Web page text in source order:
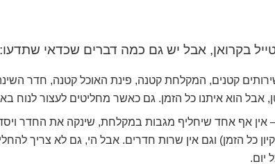
בקרואן, אבל יש גם כמה דברים שכדאי שתדעו:
קטנים, המקלחת קטנה, פינת האוכל קטנה, חדר
אבל הוא איתנו כל הזמן. גם כאשר מחליטים לעצור לנוח
אין אף אחד שיחליף מגבות במקלחת, שינקה את החדר ויסדר
כל הזמן) וגם אין שרות חדרים. אבל הי, גם לא צריך
יום.